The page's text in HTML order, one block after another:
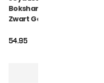
Bokshandschoenen
Zwart Goud
54.95